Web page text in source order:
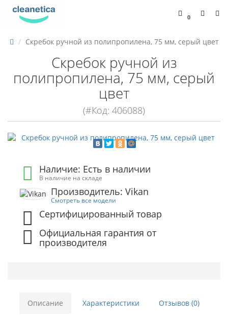
0
Скребок ручной из полипропилена, 75 мм, серый цвет
Скребок ручной из
полипропилена, 75 мм, серый
цвет
(#Код: 406088)
Наличие: Есть в наличии
В наличие на складе
Производитель: Vikan
Смотреть все модели
Сертифицированный товар
Официальная гарантия от
производителя
Описание Характеристики Отзывов (0)